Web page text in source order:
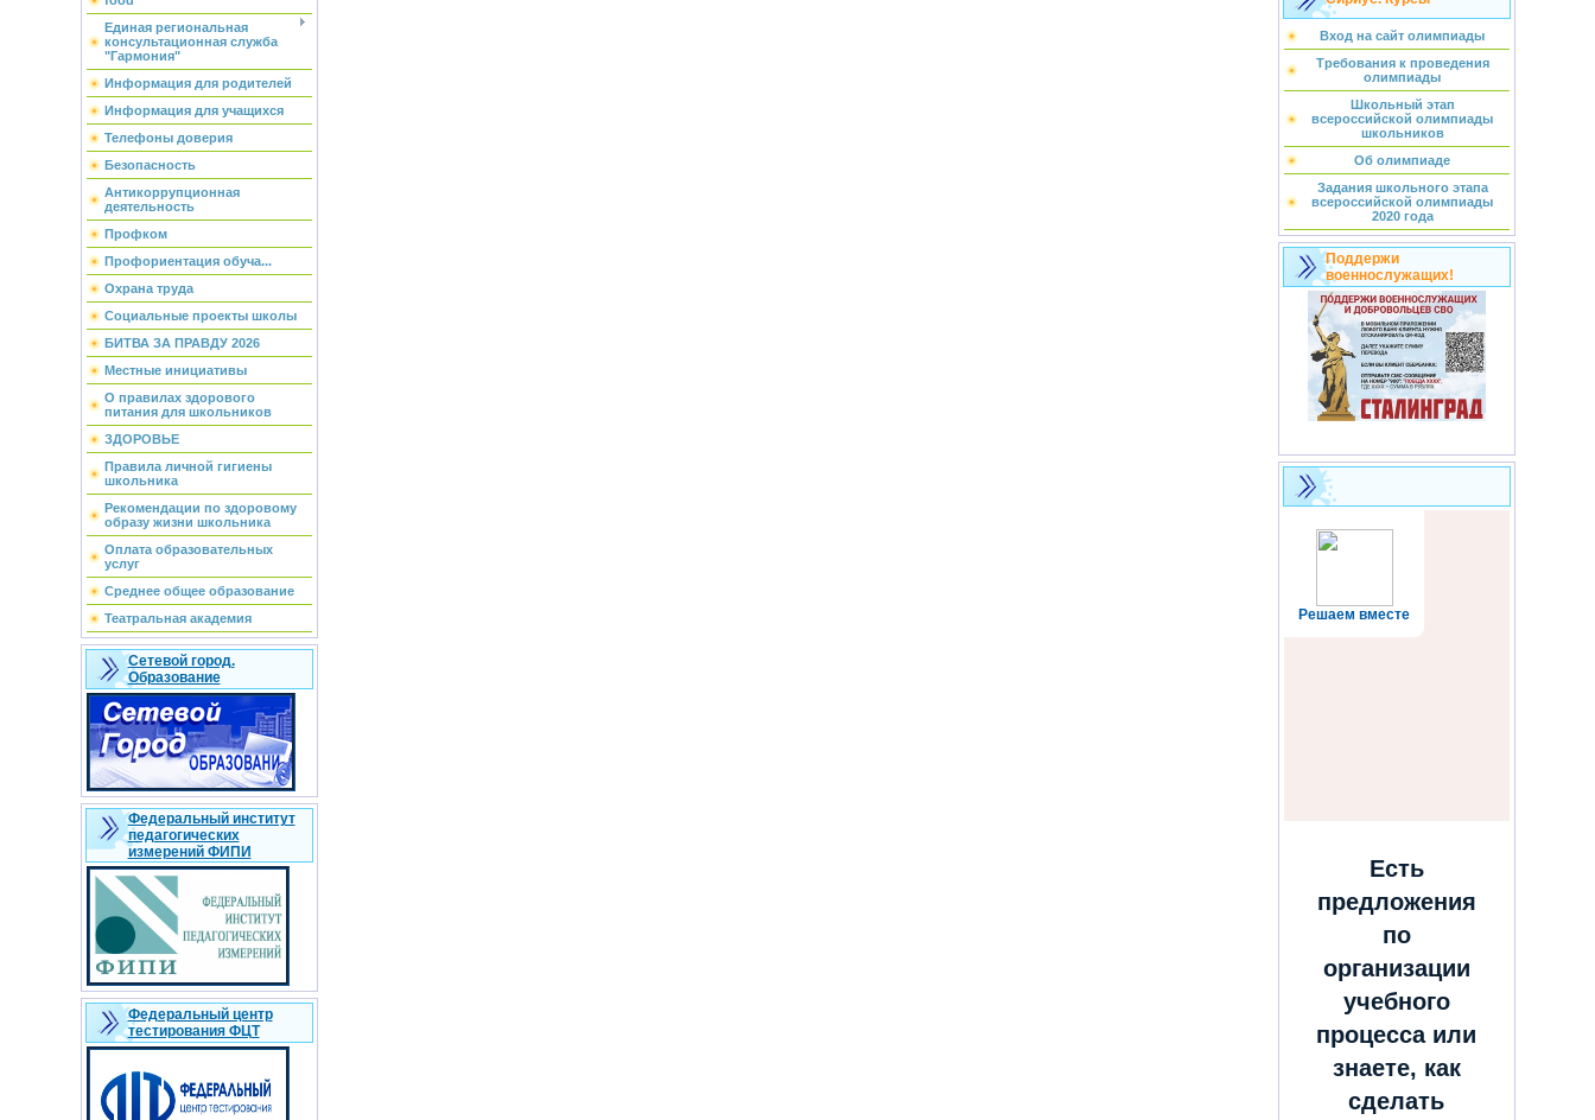
Единая региональная
консультационная служба
"Гармония"
Информация для родителей
Информация для учащихся
Телефоны доверия
Безопасность
Антикоррупционная
деятельность
Профком
Профориентация обуча...
Охрана труда
Социальные проекты школы
БИТВА ЗА ПРАВДУ 2026
Местные инициативы
О правилах здорового
питания для школьников
ЗДОРОВЬЕ
Правила личной гигиены
школьника
Рекомендации по здоровому
образу жизни школьника
Оплата образовательных
услуг
Среднее общее образование
Театральная академия
Сетевой город.
Образование
Федеральный институт
педагогических
измерений ФИПИ
Федеральный центр
тестирования ФЦТ
Вход на сайт олимпиады
Требования к проведения
олимпиады
Школьный этап
всероссийской олимпиады
школьников
Об олимпиаде
Задания школьного этапа
всероссийской олимпиады
2020 года
Поддержи
военнослужащих!
Решаем вместе
Есть
предложения
по
организации
учебного
процесса или
знаете, как
сделать